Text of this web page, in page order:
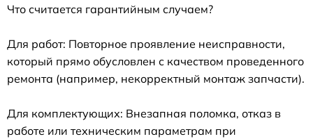
Что считается гарантийным случаем?
Для работ: Повторное проявление неисправности,
который прямо обусловлен с качеством проведенного
ремонта (например, некорректный монтаж запчасти).
Для комплектующих: Внезапная поломка, отказ в
работе или техническим параметрам при